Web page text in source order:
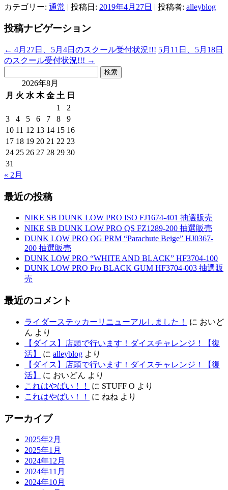
カテゴリー: 通常 | 投稿日: 2019年4月27日 | 投稿者: alleyblog
投稿ナビゲーション
← 4月27日、5月4日のスクール受付状況!!! 5月11日、5月18日
のスクール受付状況!!! →
2026年8月
月 火 水 木 金 土 日
1
2
3
4 5 6 7 8
9
10 11 12 13 14 15 16
17 18 19 20 21 22 23
24 25 26 27 28 29 30
31
« 2月
最近の投稿
NIKE SB DUNK LOW PRO ISO FJ1674-401 抽選販売
NIKE SB DUNK LOW PRO QS FZ1289-200 抽選販売
DUNK LOW PRO OG PRM “Parachute Beige” HJ0367-
200 抽選販売
DUNK LOW PRO “WHITE AND BLACK” HF3704-100
DUNK LOW PRO Pro BLACK GUM HF3704-003 抽選販
売
最近のコメント
ライダーステッカーリニューアルしました！ に おいど
ん より
【ダイス】店頭で行います！ダイスチャレンジ！【復
活】
に alleyblog より
【ダイス】店頭で行います！ダイスチャレンジ！【復
活】
に おいどん より
これはやばい！！
に STUFF O より
これはやばい！！
に ねね より
アーカイブ
2025年2月
2025年1月
2024年12月
2024年11月
2024年10月